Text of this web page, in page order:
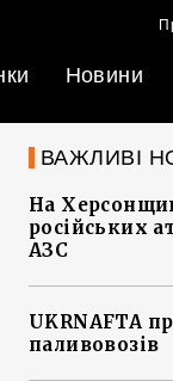
Новини
ВАЖЛИВІ
На
російських
АЗС
UKRNAFTA
паливовозів